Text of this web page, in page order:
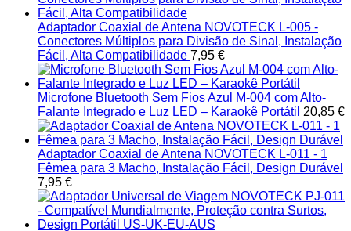
Adaptador Coaxial de Antena NOVOTECK L-005 -
Conectores Múltiplos para Divisão de Sinal, Instalação
Fácil, Alta Compatibilidade 7,95 €
Microfone Bluetooth Sem Fios Azul M-004 com Alto-
Falante Integrado e Luz LED – Karaokê Portátil 20,85 €
Adaptador Coaxial de Antena NOVOTECK L-011 - 1
Fêmea para 3 Macho, Instalação Fácil, Design Durável
7,95 €